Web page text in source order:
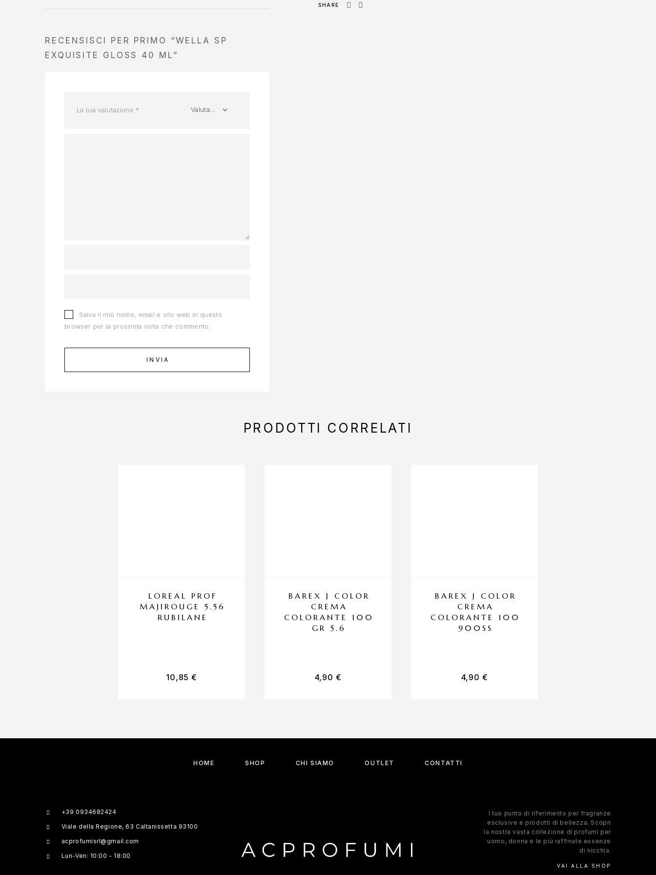
RECENSISCI PER PRIMO “WELLA SP
EXQUISITE GLOSS 40 ML”
La tua valutazione *
Salva il mio nome, email e sito web in questo
browser per la prossima volta che commento.
SHARE
PRODOTTI CORRELATI
LOREAL PROF
MAJIROUGE 5.56
RUBILANE
10,85 €
BAREX J COLOR
CREMA
COLORANTE 100
GR 5.6
4,90 €
BAREX J COLOR
CREMA
COLORANTE 100
900SS
4,90 €
HOME SHOP CHI SIAMO OUTLET CONTATTI
+39 0934682424
Viale della Regione, 63 Caltanissetta 93100
acprofumisrl@gmail.com
Lun-Ven: 10:00 - 18:00
l tuo punto di riferimento per fragranze
esclusive e prodotti di bellezza. Scopri
la nostra vasta collezione di profumi per
uomo, donna e le più raffinate essenze
di nicchia.
VAI ALLA SHOP